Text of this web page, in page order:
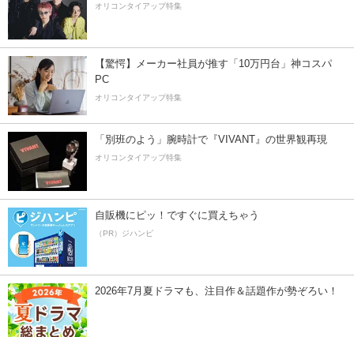
オリコンタイアップ特集
【驚愕】メーカー社員が推す「10万円台」神コスパ
PC
オリコンタイアップ特集
「別班のよう」腕時計で『VIVANT』の世界観再現
オリコンタイアップ特集
自販機にピッ！ですぐに買えちゃう
（PR）ジハンピ
2026年7月夏ドラマも、注目作＆話題作が勢ぞろい！